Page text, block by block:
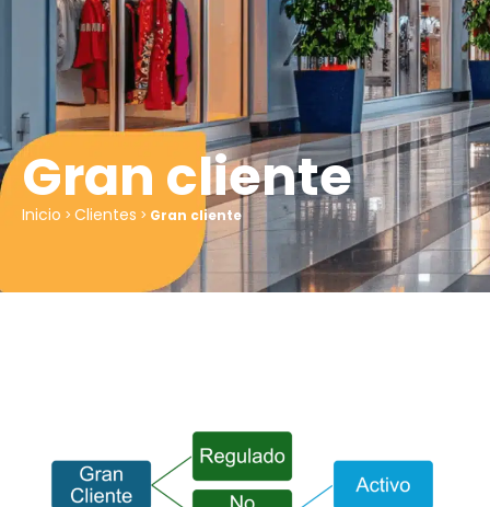
Gran cliente
Inicio > Clientes > Gran cliente